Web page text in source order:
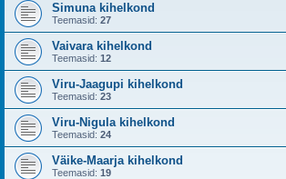
Simuna kihelkond
Teemasid: 27
Vaivara kihelkond
Teemasid: 12
Viru-Jaagupi kihelkond
Teemasid: 23
Viru-Nigula kihelkond
Teemasid: 24
Väike-Maarja kihelkond
Teemasid: 19